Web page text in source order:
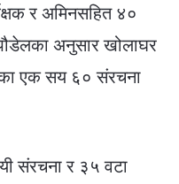
र अमिनसहित ४०
अनुसार खोलाघर
एक सय ६० संरचना
संरचना र ३५ वटा